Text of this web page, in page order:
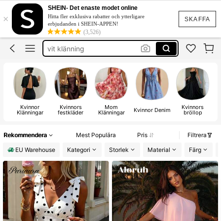
SKAFFA
×
SHEIN- Det enaste modet online
Hitta fler exklusiva rabatter och ytterligare
erbjudanden i SHEIN-APPEN!
(3,526)
klänning
fest klänning
klänningar dam
vit klänning
klänning
Kvinnor
Klänningar
Kvinnors
festkläder
Mom
Klänningar Kvinnor Denim Kvinnors
bröllop
Rekommendera Mest Populära Pris
Filtrera
EU Warehouse
Kategori Storlek Material Färg